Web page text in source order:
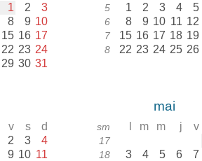
1 2 3
8 9 10
15 16 17
22 23 24
29 30 31
5 1 2 3 4 5
6 8 9 10 11 12
7 15 16 17 18 19
8 22 23 24 25 26
v s d
2 3 4
9 10 11
mai
sm m m j v
17
18 3 4 5 6 7